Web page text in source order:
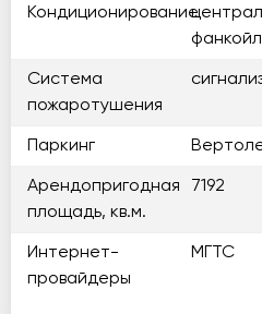
Кондиционирование
Система
пожаротушения
Паркинг
Арендопригодная
площадь, кв.м.
7192
Интернет-
провайдеры
МГТС